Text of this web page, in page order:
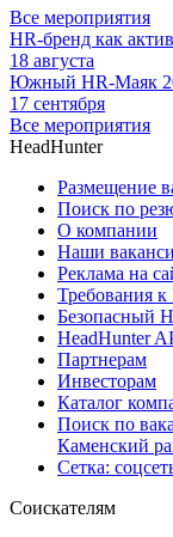
Все мероприятия
HR-бренд как
18 августа
Южный HR-Маяк
17 сентября
Все мероприятия
HeadHunter
Размещение
Поиск по
О компании
Наши
Реклама на
Требования
Безопасный
HeadHunter
Партнерам
Инвесторам
Каталог
Поиск по
Каменский
Сетка:
Соискателям